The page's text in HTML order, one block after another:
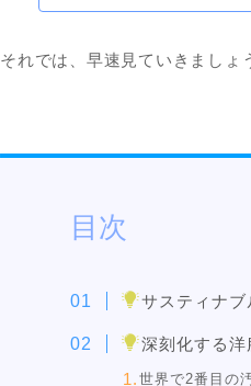
それでは、早速見ていきましょ
目次
サスティナブ
深刻化する洋
世界で2番目の